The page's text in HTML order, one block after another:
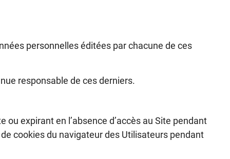
personnelles éditées par chacune de ces
responsable de ces derniers.
expirant en l’absence d’accès au Site pendant
cookies du navigateur des Utilisateurs pendant